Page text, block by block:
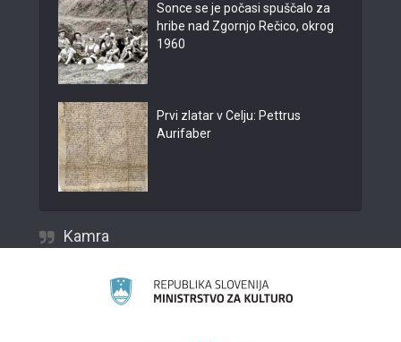
Sonce se je počasi spuščalo za
hribe nad Zgornjo Rečico, okrog
1960
Prvi zlatar v Celju: Pettrus
Aurifaber
Kamra